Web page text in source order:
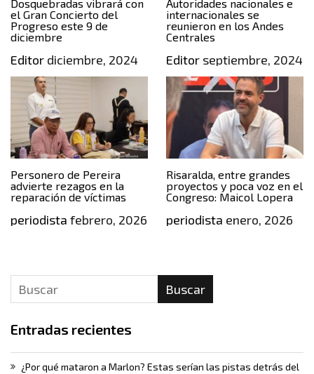
Dosquebradas vibrará con
el Gran Concierto del
Progreso este 9 de
diciembre
Editor diciembre, 2024
Autoridades nacionales e
internacionales se
reunieron en los Andes
Centrales
Editorseptiembre, 2024
Personero de Pereira
advierte rezagos en la
reparación de víctimas
periodista febrero, 2026
Risaralda, entre grandes
proyectos y poca voz en el
Congreso: Maicol Lopera
periodista enero, 2026
Buscar
Entradas recientes
¿Por qué mataron a Marlon? Estas serían las pistas detrás del